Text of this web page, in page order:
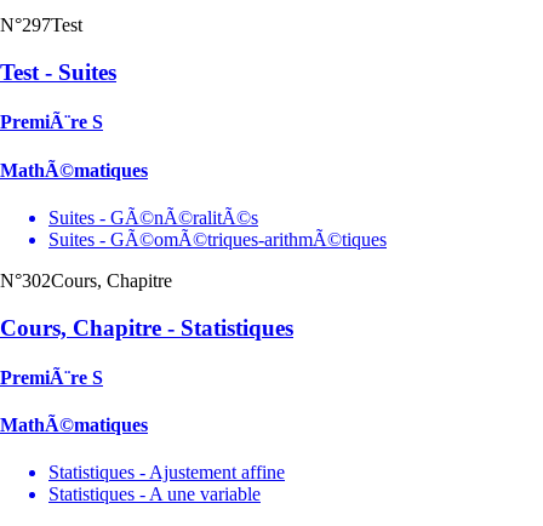
N°297Test
Test - Suites
PremiÃ¨re S
MathÃ©matiques
Suites - GÃ©nÃ©ralitÃ©s
Suites - GÃ©omÃ©triques-arithmÃ©tiques
N°302Cours, Chapitre
Cours, Chapitre - Statistiques
PremiÃ¨re S
MathÃ©matiques
Statistiques - Ajustement affine
Statistiques - A une variable